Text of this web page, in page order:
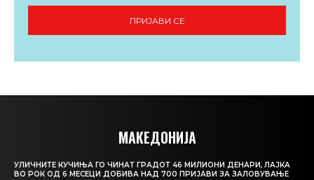
ПРИЈАВИ СЕ
МАКЕДОНИЈА
УЛИЧНИТЕ КУЧИЊА ГО ЧИНАТ ГРАДОТ 46 МИЛИОНИ ДЕНАРИ, ЛАЈКА
ВО РОК ОД 6 МЕСЕЦИ ДОБИВА НАД 700 ПРИЈАВИ ЗА ЗАЛОВУВАЊЕ